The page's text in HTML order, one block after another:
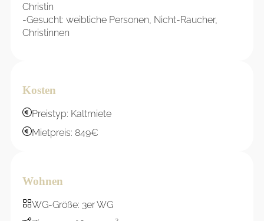
Christin
-Gesucht: weibliche Personen, Nicht-Raucher,
Christinnen
Kosten
Preistyp: Kaltmiete
Mietpreis: 849€
Wohnen
WG-Größe: 3er WG